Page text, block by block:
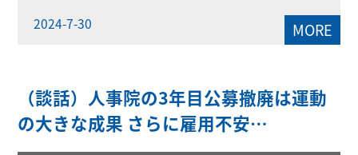
2024-7-30 MORE
（談話）人事院の3年目公募撤廃は運動
の大きな成果 さらに雇用不安…